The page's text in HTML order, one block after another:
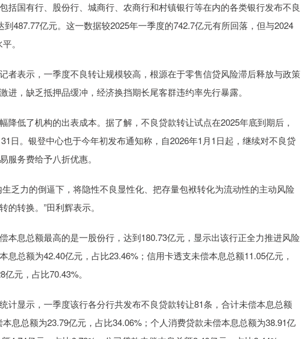
括国有行、股份行、城商行、农商行和村镇银行等在内的各类银行发布不良
487.77亿元。这一数据较2025年一季度的742.7亿元有所回落，但与2024
。
者表示，一季度不良转让规模较高，根源在于零售信贷风险滞后释放与政策
进，缺乏抵押品缓冲，经济换挡期长尾客群违约率先行暴露。
降低了机构的出表成本。据了解，不良贷款转让试点在2025年底到期后，
日。银登中心也于今年初发布通知称，自2026年1月1日起，继续对不良贷
服务费给予八折优惠。
乏力的倒逼下，将隐性不良显性化、把存量包袱转化为流动性的主动风险
转换。”田利辉表示。
本息总额最高的是一股份行，达到180.73亿元，显示出该行正全力推进风险
息总额为42.40亿元，占比23.46%；信用卡透支未偿本息总额11.05亿元，
元，占比70.43%。
计显示，一季度该行各分行共发布不良贷款转让81条，合计未偿本息总额
息总额为23.79亿元，占比34.06%；个人消费贷款未偿本息总额为38.91亿